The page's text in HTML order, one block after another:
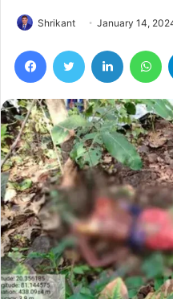
Shrikant January 14,